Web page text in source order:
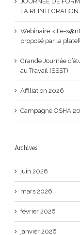
LA
Webinaire « L’e-
proposé par la
Grande Journée
au Travail (SSST)
Affiliation 2026
Campagne OSHA
Archives
juin 2026
mars 2026
février 2026
janvier 2026